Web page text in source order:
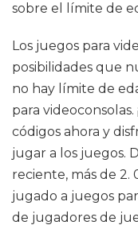
sobre el límite de
Los juegos para
posibilidades que
no hay límite de
para
códigos ahora y
jugar a los juegos.
reciente, más de 2.
jugado a juegos
de jugadores de